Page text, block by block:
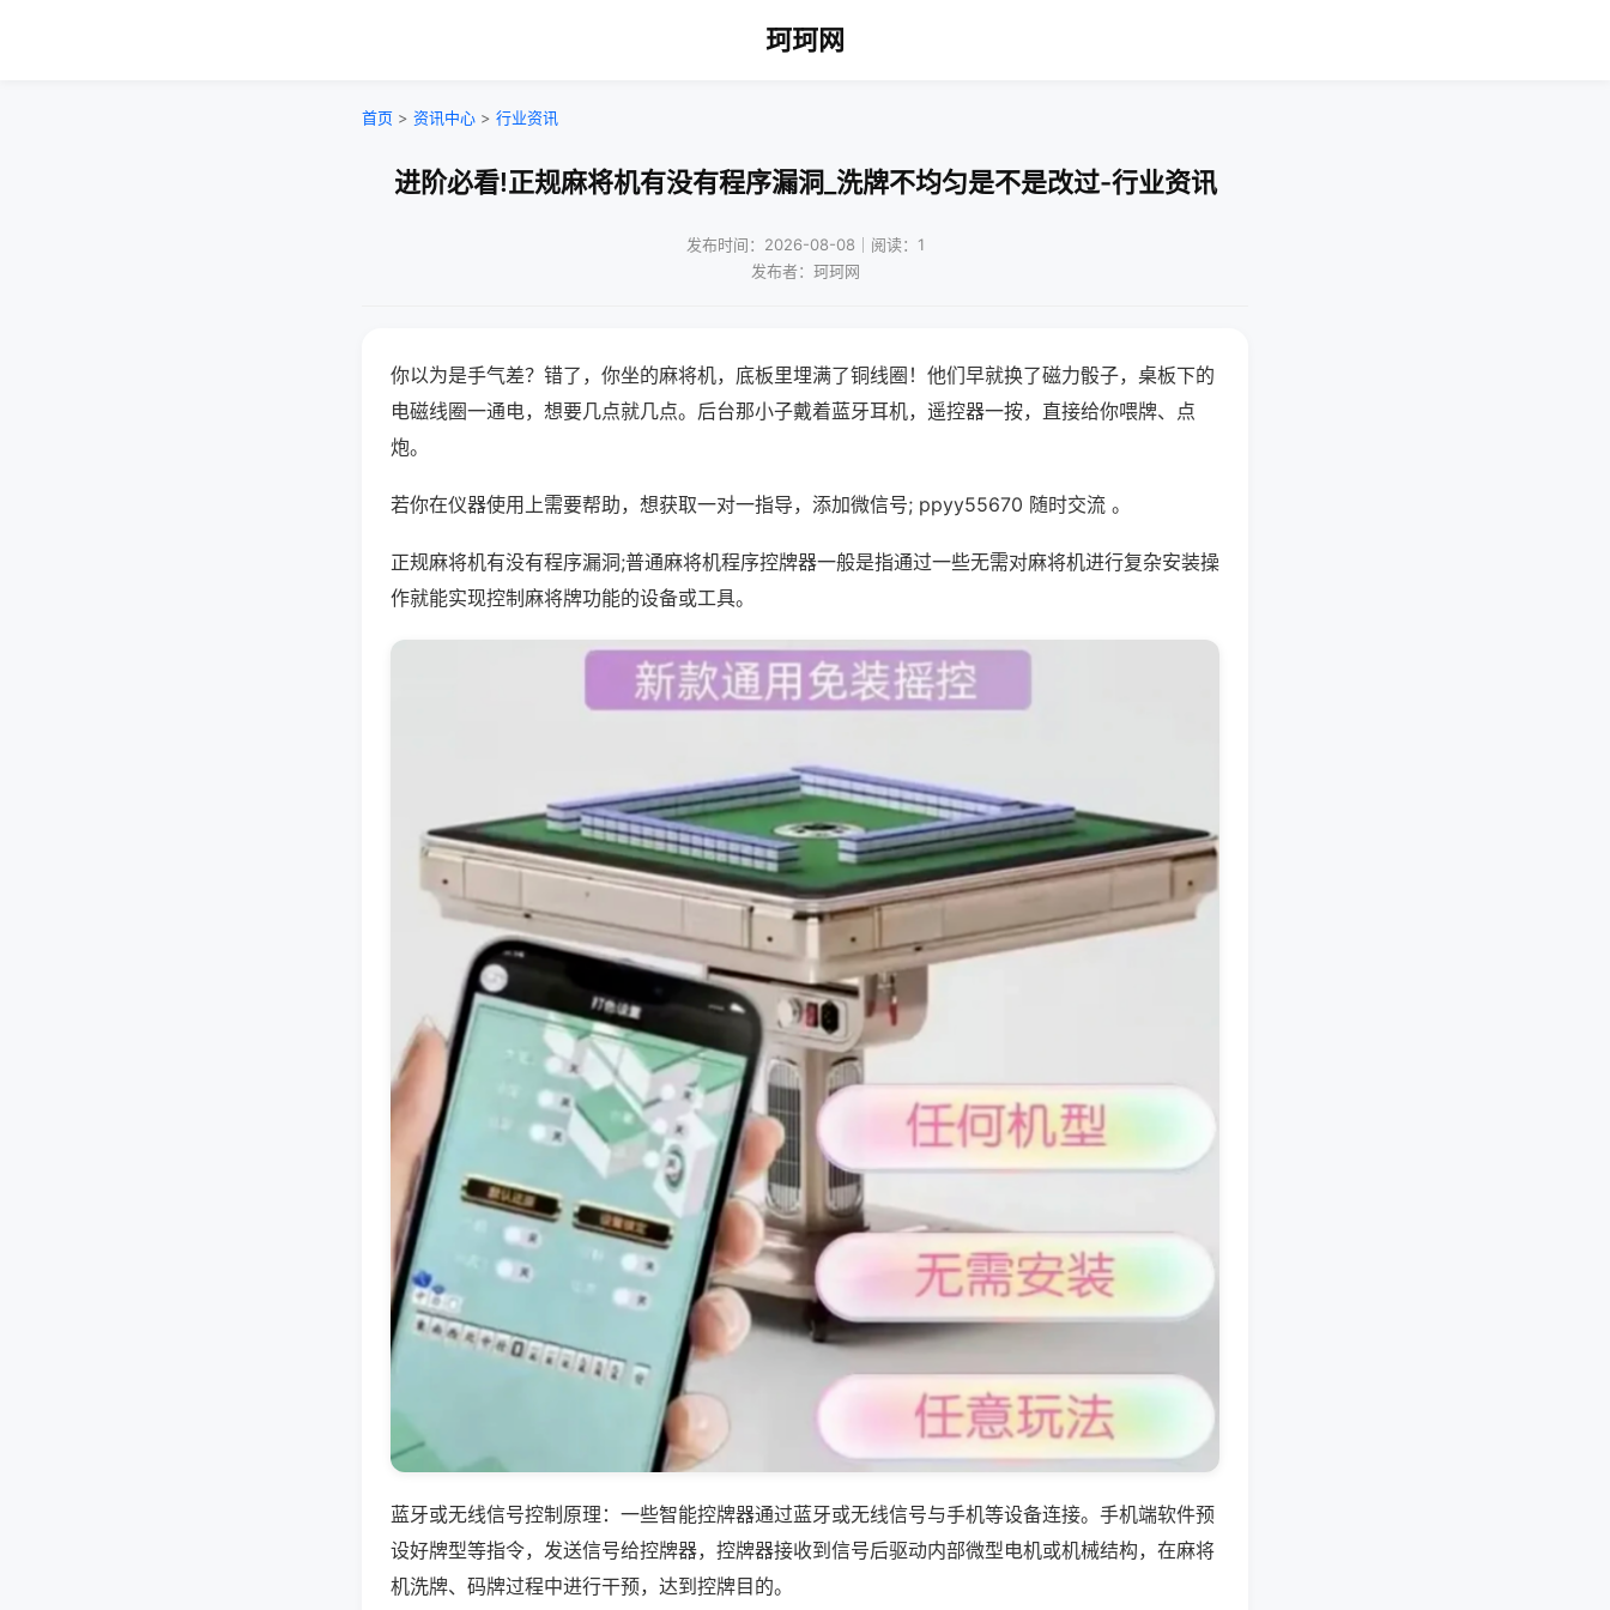
珂珂网
首页 > 资讯中心 > 行业资讯
进阶必看!正规麻将机有没有程序漏洞_洗牌不均匀是不是改过-行业资讯
发布时间：2026-08-08｜阅读：1
发布者：珂珂网
你以为是手气差？错了，你坐的麻将机，底板里埋满了铜线圈！他们早就换了磁力骰子，桌板下的
电磁线圈一通电，想要几点就几点。后台那小子戴着蓝牙耳机，遥控器一按，直接给你喂牌、点
炮。
若你在仪器使用上需要帮助，想获取一对一指导，添加微信号; ppyy55670 随时交流 。
正规麻将机有没有程序漏洞;普通麻将机程序控牌器一般是指通过一些无需对麻将机进行复杂安装操
作就能实现控制麻将牌功能的设备或工具。
蓝牙或无线信号控制原理：一些智能控牌器通过蓝牙或无线信号与手机等设备连接。手机端软件预
设好牌型等指令，发送信号给控牌器，控牌器接收到信号后驱动内部微型电机或机械结构，在麻将
机洗牌、码牌过程中进行干预，达到控牌目的。